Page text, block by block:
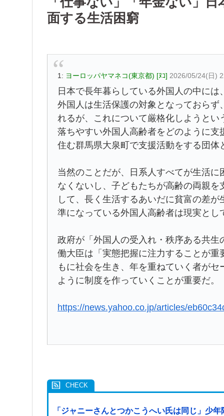
面する生活困窮
1: ヨーロッパヤマネコ(東京都) [ﾇｺ] 2026/05/24(日)
日本で長年暮らしている外国人の中に
外国人は生活保護の対象となっておら
れるが、これについて厳格化しようと
落ちやすい外国人高齢者をどのように
住む群馬県大泉町で支援活動をする団
当然のことだが、日系人すべてが生活
なくないし、子どもたちが高齢の両親
して、長く生活するあいだに貧富の差
準になっている外国人高齢者は現実とし
政府が「外国人の受入れ・秩序ある共
働大臣は「実態把握に注力することが
もに社会を生き、年を重ねていく者が
ように制度を作っていくことが重要だ。
https://news.yahoo.co.jp/articles/
「ジャニーさんとつかこうへい氏は同じ」少